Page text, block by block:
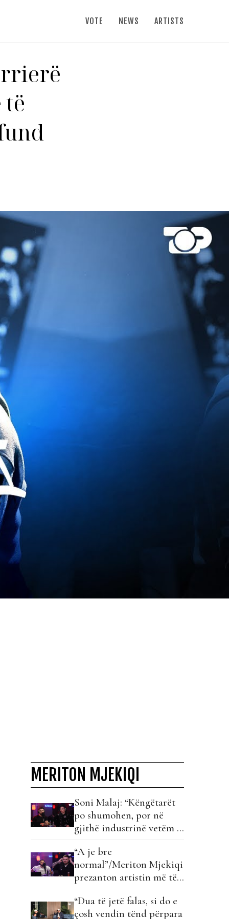
VOTE NEWS ARTISTS
MERITON MJEKIQI
Soni Malaj: “Këngëtarët
po shumohen, por në
gjithë industrinë vetëm 3
“A je bre
normal”/Meriton Mjekiqi
prezanton artistin më të
të gjithë të kuptojnë se
çfarë kam kaluar…”
“Dua të jetë falas, si do e
çosh vendin tënd përpara